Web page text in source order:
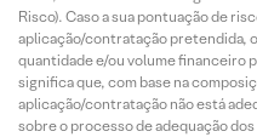
Risco). Caso a sua pontuação de
aplicação/contratação pretendida,
quantidade e/ou volume financeiro
significa que, com base na
aplicação/contratação não está
sobre o processo de adequação